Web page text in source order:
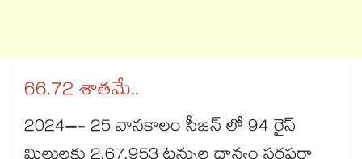
66.72 శాతమే..
2024–- 25 వానకాలం సీజన్ లో 94 రైస్